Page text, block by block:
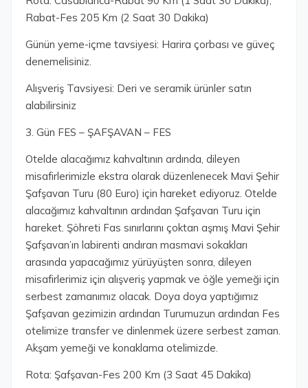
Rabat-Fes 205 Km (2 Saat 30 Dakika)
Günün yeme-içme tavsiyesi: Harira çorbası ve güveç
denemelisiniz.
Alışveriş Tavsiyesi: Deri ve seramik ürünler satın
alabilirsiniz
3. Gün FES – ŞAFŞAVAN – FES
Otelde alacağımız kahvaltının ardında, dileyen
misafirlerimizle ekstra olarak düzenlenecek Mavi Şehir
Şafşavan Turu (80 Euro) için hareket ediyoruz. Otelde
alacağımız kahvaltının ardından Şafşavan Turu için
hareket. Şöhreti Fas sınırlarını çoktan aşmış Mavi Şehir
Şafşavan’ın labirenti andıran masmavi sokakları
arasında yapacağımız yürüyüşten sonra, dileyen
misafirlerimiz için alışveriş yapmak ve öğle yemeği için
serbest zamanımız olacak. Doya doya yaptığımız
Şafşavan gezimizin ardından Turumuzun ardından Fes
otelimize transfer ve dinlenmek üzere serbest zaman.
Akşam yemeği ve konaklama otelimizde.
Rota: Şafşavan-Fes 200 Km (3 Saat 45 Dakika)